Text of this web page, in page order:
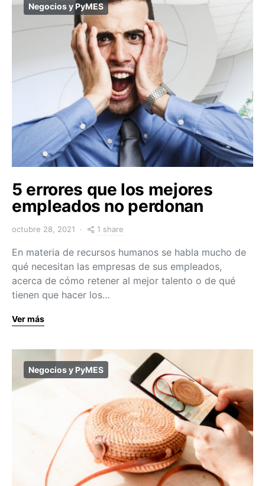
Negocios y PyMES
5 errores que los mejores
empleados no perdonan
octubre 28, 2021 1 share
En materia de recursos humanos se habla mucho de
qué necesitan las empresas de sus empleados,
acerca de cómo retener al mejor talento o de qué
tienen que hacer los…
Ver más
Negocios y PyMES